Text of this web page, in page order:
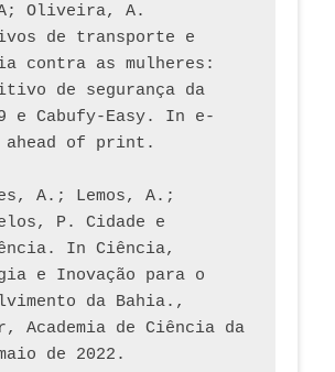
A; Oliveira, A.
de transporte e
contra as mulheres:
de segurança da
e Cabufy-Easy. In e-
ahead of print.
A.; Lemos, A.;
P. Cidade e
In Ciência,
e Inovação para o
da Bahia.,
Academia de Ciência da
de 2022.